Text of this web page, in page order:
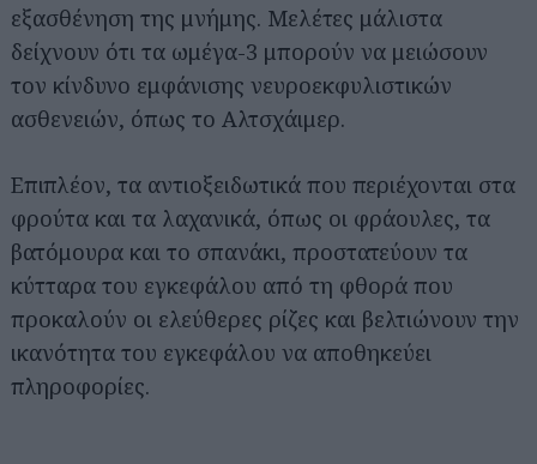
εξασθένηση της μνήμης. Μελέτες μάλιστα
δείχνουν ότι τα ωμέγα-3 μπορούν να μειώσουν
τον κίνδυνο εμφάνισης νευροεκφυλιστικών
ασθενειών, όπως το Αλτσχάιμερ.
Επιπλέον, τα αντιοξειδωτικά που περιέχονται στα
φρούτα και τα λαχανικά, όπως οι φράουλες, τα
βατόμουρα και το σπανάκι, προστατεύουν τα
κύτταρα του εγκεφάλου από τη φθορά που
προκαλούν οι ελεύθερες ρίζες και βελτιώνουν την
ικανότητα του εγκεφάλου να αποθηκεύει
πληροφορίες.